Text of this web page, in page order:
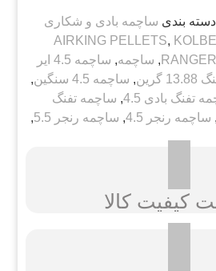
دسته بندی ساچمه بادی و شکاری
AIRKING PELLETS,
, ساچمه,
ساچمه 4.5 ایر
, ساچمه 4.5 سنگین
,
تفنگ بادی 4.5 , ساچمه تفنگ
, ساچمه رنجر 4.5 , ساچمه رنجر 5.5
,
کیفیت کالا